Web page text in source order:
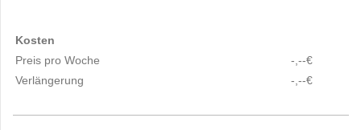
Kosten
Preis pro Woche
-,--€
Verlängerung
-,--€